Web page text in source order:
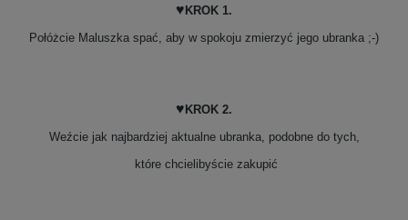
♥KROK 1.
Połóżcie Maluszka spać, aby w spokoju zmierzyć jego ubranka ;-)
♥KROK 2.
Weźcie jak najbardziej aktualne ubranka, podobne do tych,
które chcielibyście zakupić